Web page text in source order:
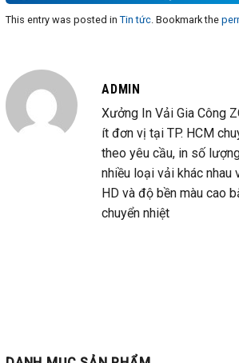
This entry was posted in Tin tức . Bookmark the
ADMIN
Xưởng In Vải Gia Công
ít đơn vị tại TP. HCM
theo yêu cầu, in số
nhiều loại vải khác
HD và độ bền màu cao
chuyển nhiệt